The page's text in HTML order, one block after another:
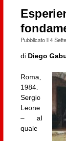
Pubblicato il4
di Diego
Roma,
1984.
Sergio
Leone
– al
quale